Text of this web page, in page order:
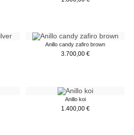
Anillo candy zafiro brown
3.700,00 €
Anillo koi
1.400,00 €